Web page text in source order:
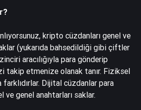
kripto cüzdanları genel ve
(yukarıda bahsedildiği gibi çiftler
aracılığıyla para gönderip
takip etmenize olanak tanır. Fiziksel
Dijital cüzdanlar para
ve genel anahtarları saklar.